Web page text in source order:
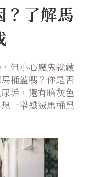
？了解馬
但小心魔鬼就藏
桶蓋嗎？你是否
垢，還有暗灰色
一舉殲滅馬桶黑